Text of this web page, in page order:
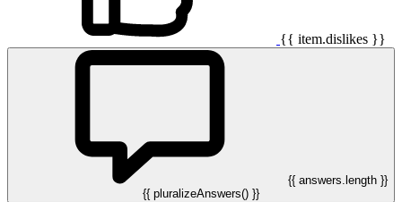
{{ item.dislikes }}
{{ answers.length }}
{{ pluralizeAnswers() }}